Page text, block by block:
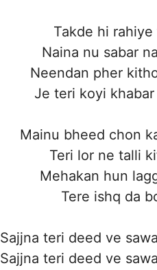
Takde hi rahiye
Naina nu sabar
Neendan pher
Je teri koyi khabar
Mainu bheed chon
Teri lor ne talli
Mehakan hun
Tere ishq da
Sajjna teri deed ve
Sajjna teri deed ve